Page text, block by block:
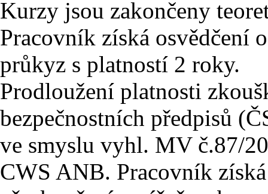
Kurzy jsou zakončeny
Pracovník získá osvědčení
průkyz s platností 2 roky.
Prodloužení platnosti
bezpečnostních předpisů
ve smyslu vyhl. MV č.87/
CWS ANB. Pracovník